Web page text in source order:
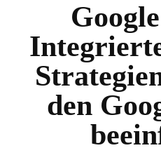
den